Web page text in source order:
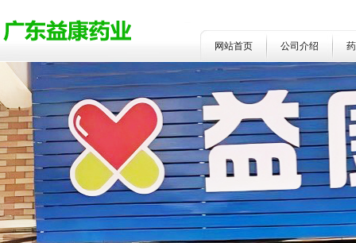
网站首页 公司介绍